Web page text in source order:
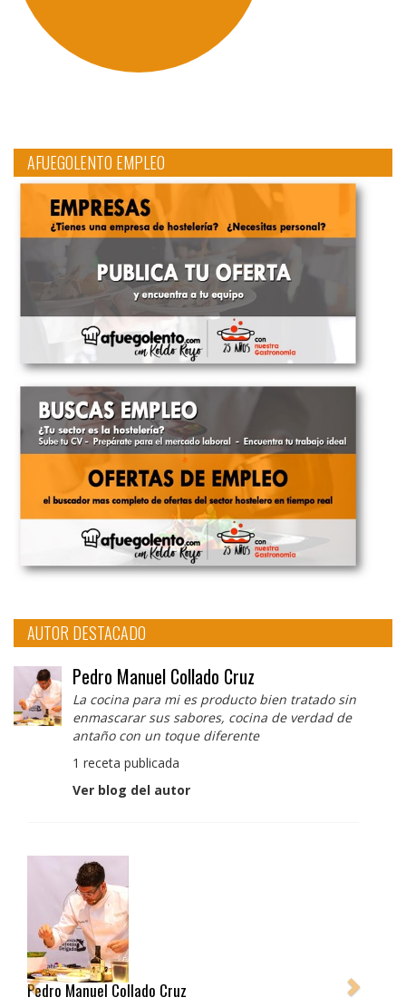
AFUEGOLENTO EMPLEO
AUTOR DESTACADO
Pedro Manuel Collado Cruz
La cocina para mi es producto bien tratado sin
enmascarar sus sabores, cocina de verdad de
antaño con un toque diferente
1 receta publicada
Ver blog del autor
Pedro Manuel Collado Cruz